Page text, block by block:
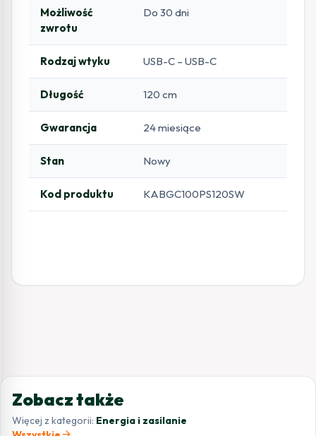
Możliwość
zwrotu
Do 30 dni
Rodzaj wtyku USB-C – USB-C
Długość 120 cm
Gwarancja 24 miesiące
Stan Nowy
Kod produktu KABGC100PS120SW
Zobacz także
Więcej z kategorii: Energia i zasilanie